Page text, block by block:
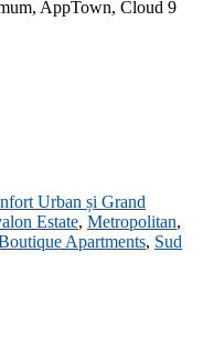
AppTown, Cloud 9
Urban și Grand
Estate, Metropolitan,
Apartments, Sud